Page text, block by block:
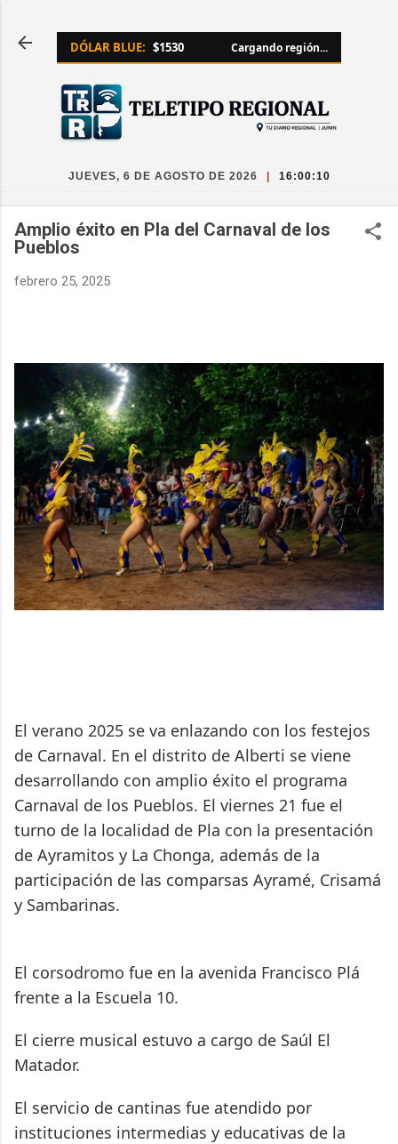
DÓLAR BLUE: $1530 Cargando región...
JUEVES, 6 DE AGOSTO DE 2026 16:00:12
Amplio éxito en Pla del Carnaval de los
Pueblos
febrero 25, 2025
El verano 2025 se va enlazando con los festejos
de Carnaval. En el distrito de Alberti se viene
desarrollando con amplio éxito el programa
Carnaval de los Pueblos. El viernes 21 fue el
turno de la localidad de Pla con la presentación
de Ayramitos y La Chonga, además de la
participación de las comparsas Ayramé, Crisamá
y Sambarinas.
El corsodromo fue en la avenida Francisco Plá
frente a la Escuela 10.
El cierre musical estuvo a cargo de Saúl El
Matador.
El servicio de cantinas fue atendido por
instituciones intermedias y educativas de la